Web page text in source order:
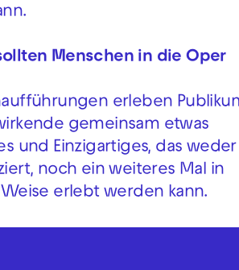
Menschen in die Oper
erleben
gemeinsam etwas
und Einzigartiges, das weder
noch ein weiteres Mal in
erlebt werden kann.